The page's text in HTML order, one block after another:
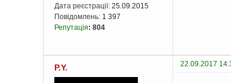
Дата реєстрації: 25.09.2015
Повідомлень: 1 397
Репутація: 804
P.Y. 22.09.2017